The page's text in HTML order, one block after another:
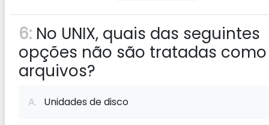
6: No UNIX, quais das seguintes
opções não são tratadas como
arquivos?
A. Unidades de disco